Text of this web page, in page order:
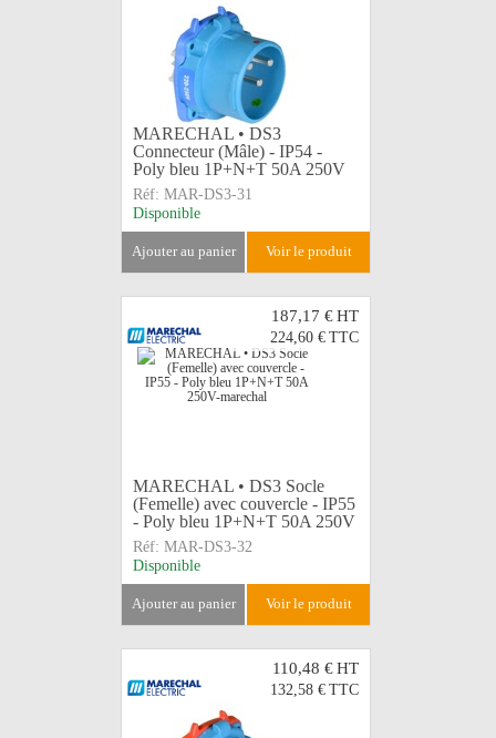
MARECHAL • DS3
Connecteur (Mâle) - IP54 -
Poly bleu 1P+N+T 50A 250V
Réf: MAR-DS3-31
Disponible
ajouter au panier voir le produit
187,17 €HT
224,60 € TTC
MARECHAL • DS3 Socle
(Femelle) avec couvercle - IP55
- Poly bleu 1P+N+T 50A 250V
Réf: MAR-DS3-32
Disponible
ajouter au panier voir le produit
110,48 €HT
132,58 € TTC